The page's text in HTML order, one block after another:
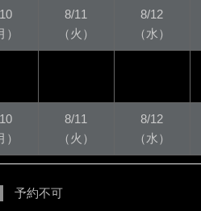
）
8/11
（火）
8/12
（水）
）
8/11
（火）
8/12
（水）
予約不可